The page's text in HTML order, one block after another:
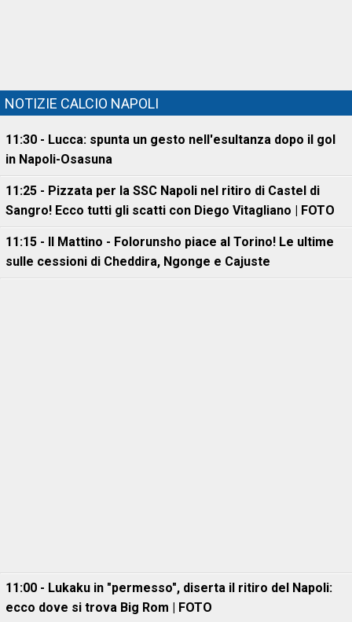
NOTIZIE CALCIO NAPOLI
11:30 - Lucca: spunta un gesto nell'esultanza dopo il gol
in Napoli-Osasuna
11:25 - Pizzata per la SSC Napoli nel ritiro di Castel di
Sangro! Ecco tutti gli scatti con Diego Vitagliano | FOTO
11:15 - Il Mattino - Folorunsho piace al Torino! Le ultime
sulle cessioni di Cheddira, Ngonge e Cajuste
11:00 - Lukaku in "permesso", diserta il ritiro del Napoli:
ecco dove si trova Big Rom | FOTO